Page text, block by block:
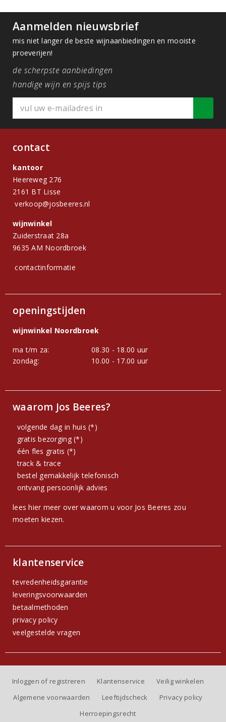
Aanmelden nieuwsbrief
mis niet langer de beste wijnaanbiedingen en mooiste
proeverijen!
de scherpste aanbiedingen
handige wijn en spijs tips
contact
kantoor
Heereweg 276
2161 BT Lisse
verkoop@josbeeres.nl
wijnwinkel
Zuiderstraat 28a
9635 AM Noordbroek
contactinformatie
openingstijden
wijnwinkel Noordbroek
ma t/m za:
08.30 - 18.00 uur
zondag:
10.00 - 17.00 uur
waarom Jos Beeres?
volgende dag in huis (*)
gratis bezorging (*)
één fles gratis (*)
track & trace
bestel gemakkelijk telefonisch
ontvang persoonlijk advies
lees hier meer over waarom u voor Jos Beeres zou
moeten kiezen.
klantenservice
tevredenheidsgarantie
leveringsvoorwaarden
betaalmethoden
privacy policy
veelgestelde vragen
Inloggen of registreren Klantenservice
Veilig winkelen
Algemene voorwaarden
Leeftijdscheck
Privacy policy
Herroepingsrecht